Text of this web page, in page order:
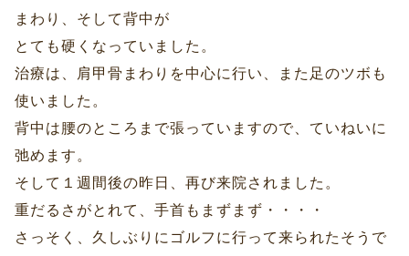
まわり、そして背中が
とても硬くなっていました。
治療は、肩甲骨まわりを中心に行い、また足のツボも
使いました。
背中は腰のところまで張っていますので、ていねいに
弛めます。
そして１週間後の昨日、再び来院されました。
重だるさがとれて、手首もまずまず・・・・
さっそく、久しぶりにゴルフに行って来られたそうで